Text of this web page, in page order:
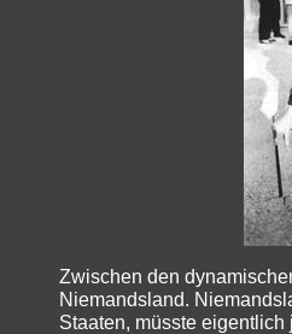
Zwischen den
Niemandsland.
Staaten, müsste